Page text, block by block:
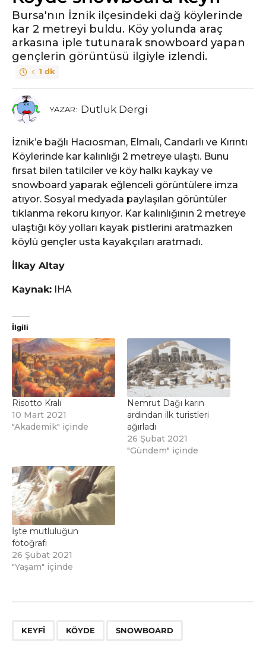
Bursa'nın İznik ilçesindeki dağ köylerinde
kar 2 metreyi buldu. Köy yolunda araç
arkasına iple tutunarak snowboard yapan
gençlerin görüntüsü ilgiyle izlendi.
1 dk
YAZAR: Dutluk Dergi
İznik’e bağlı Hacıosman, Elmalı, Candarlı ve Kırıntı
Köylerinde kar kalınlığı 2 metreye ulaştı. Bunu
fırsat bilen tatilciler ve köy halkı kaykay ve
snowboard yaparak eğlenceli görüntülere imza
atıyor. Sosyal medyada paylaşılan görüntüler
tıklanma rekoru kırıyor. Kar kalınlığının 2 metreye
ulaştığı köy yolları kayak pistlerini aratmazken
köylü gençler usta kayakçıları aratmadı.
İlkay Altay
Kaynak: IHA
İlgili
Risotto Kralı
10 Mart 2021
"Akademik" içinde
Nemrut Dağı karın
ardından ilk turistleri
ağırladı
26 Şubat 2021
"Gündem" içinde
İşte mutluluğun
fotoğrafı
26 Şubat 2021
"Yaşam" içinde
KEYFI KÖYDE SNOWBOARD